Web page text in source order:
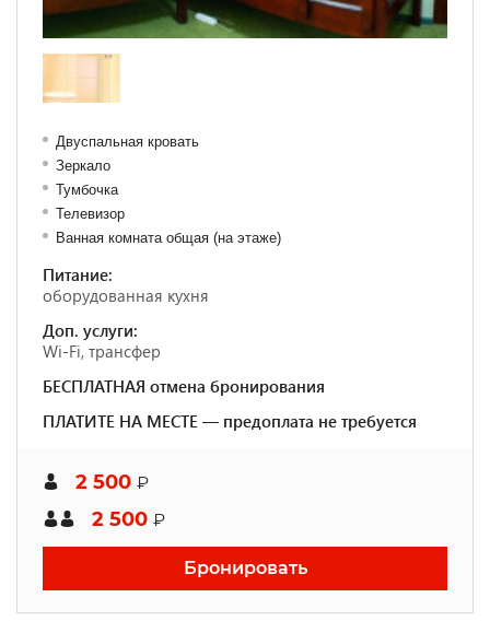
Двуспальная кровать
Зеркало
Тумбочка
Телевизор
Ванная комната общая (на этаже)
Питание:
оборудованная кухня
Доп. услуги:
Wi-Fi, трансфер
БЕСПЛАТНАЯ отмена бронирования
ПЛАТИТЕ НА МЕСТЕ — предоплата не требуется
2 500 ₽
2 500 ₽
Бронировать